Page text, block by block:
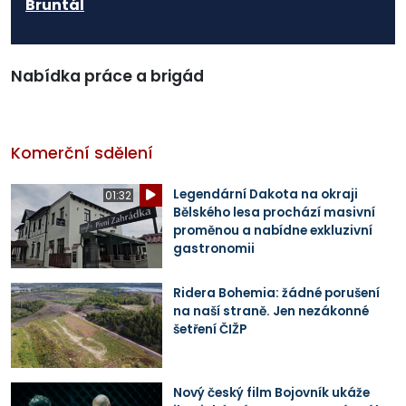
Bruntál
Nabídka práce a brigád
Komerční sdělení
01:32
Legendární Dakota na okraji
Bělského lesa prochází masivní
proměnou a nabídne exkluzivní
gastronomii
Ridera Bohemia: žádné porušení
na naší straně. Jen nezákonné
šetření ČIŽP
Nový český film Bojovník ukáže